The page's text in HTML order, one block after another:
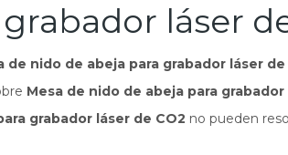
láser
de nido de abeja para grabador láser de
Mesa de nido de abeja para grabador
grabador láser de CO2 no pueden